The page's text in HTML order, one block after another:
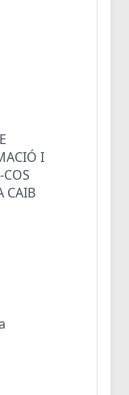
I
CAIB